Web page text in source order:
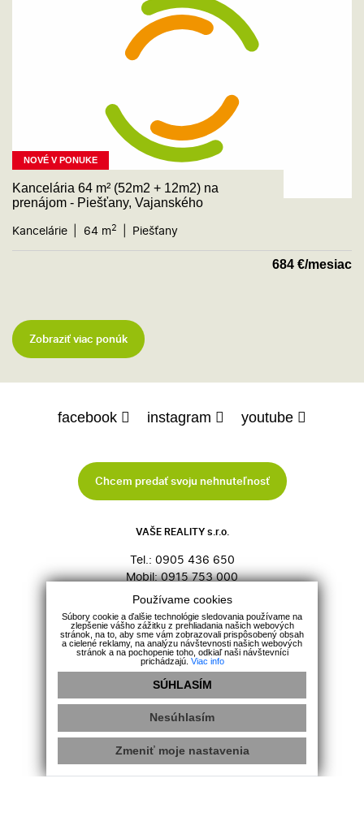
NOVÉ V PONUKE
Kancelária 64 m² (52m2 + 12m2) na
prenájom - Piešťany, Vajanského
Kancelárie
64 m2 Piešťany
684 €/mesiac
Zobraziť viac ponúk
facebook instagram youtube
Chcem predať svoju nehnuteľnosť
VAŠE REALITY s.r.o.
Tel.: 0905 436 650
Mobil:0915 753 000
E-mail:
info@vasereality.sk
PONUKA
Predaj
Prenájom
Kúpa
HĽADÁM
Používame cookies
Súbory cookie a ďalšie technológie sledovania používame na
zlepšenie vášho zážitku z prehliadania našich webových
stránok, na to, aby sme vám zobrazovali prispôsobený obsah
a cielené reklamy, na analýzu návštevnosti našich webových
stránok a na pochopenie toho, odkiaľ naši návštevníci
prichádzajú. Viac info
SÚHLASÍM
Nesúhlasím
Zmeniť moje nastavenia